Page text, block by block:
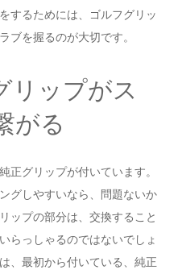
するためには、ゴルフグリッ
ブを握るのが大切です。
リップがス
がる
正グリップが付いています。
グしやすいなら、問題ないか
ップの部分は、交換すること
らっしゃるのではないでしょ
、最初から付いている、純正